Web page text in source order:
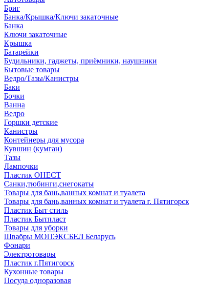
Бриг
Банка/Крышка/Ключи закаточные
Банка
Ключи закаточные
Крышка
Батарейки
Будильники, гаджеты, приёмники, наушники
Бытовые товары
Ведро/Тазы/Канистры
Баки
Бочки
Ванна
Ведро
Горшки детские
Канистры
Контейнеры для мусора
Кувшин (кумган)
Тазы
Лампочки
Пластик ОНЕСТ
Санки,тюбинги,снегокаты
Товары для бань,ванных комнат и туалета
Товары для бань,ванных комнат и туалета г. Пятигорск
Пластик Быт стиль
Пластик Бытпласт
Товары для уборки
Швабры МОПЭКСБЕЛ Беларусь
Фонари
Электротовары
Пластик г.Пятигорск
Кухонные товары
Посуда одноразовая